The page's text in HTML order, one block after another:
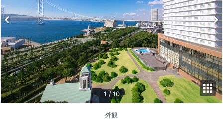
1 /10
外観